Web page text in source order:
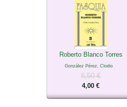
Roberto Blanco Torres
González Pérez, Clodio
6,50 €
4,00 €